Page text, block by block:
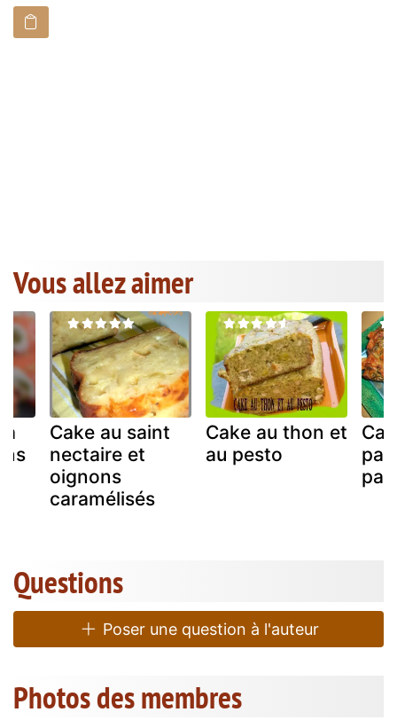
Vous allez aimer
Cake au saint
nectaire et
oignons
caramélisés
Cake au thon et
au pesto
Questions
Poser une question à l'auteur
Photos des membres